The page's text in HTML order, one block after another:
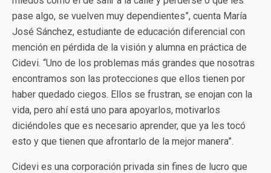
pase algo, se vuelven muy dependientes”, cuenta María
José Sánchez, estudiante de educación diferencial con
mención en pérdida de la visión y alumna en práctica de
Cidevi. “Uno de los problemas más grandes que nosotras
encontramos son las protecciones que ellos tienen por
haber quedado ciegos. Ellos se frustran, se enojan con la
vida, pero ahí está uno para apoyarlos, motivarlos
diciéndoles que es necesario aprender, que ya les tocó
esto y que tienen que afrontarlo de la mejor manera”.
Cidevi es una corporación privada sin fines de lucro que